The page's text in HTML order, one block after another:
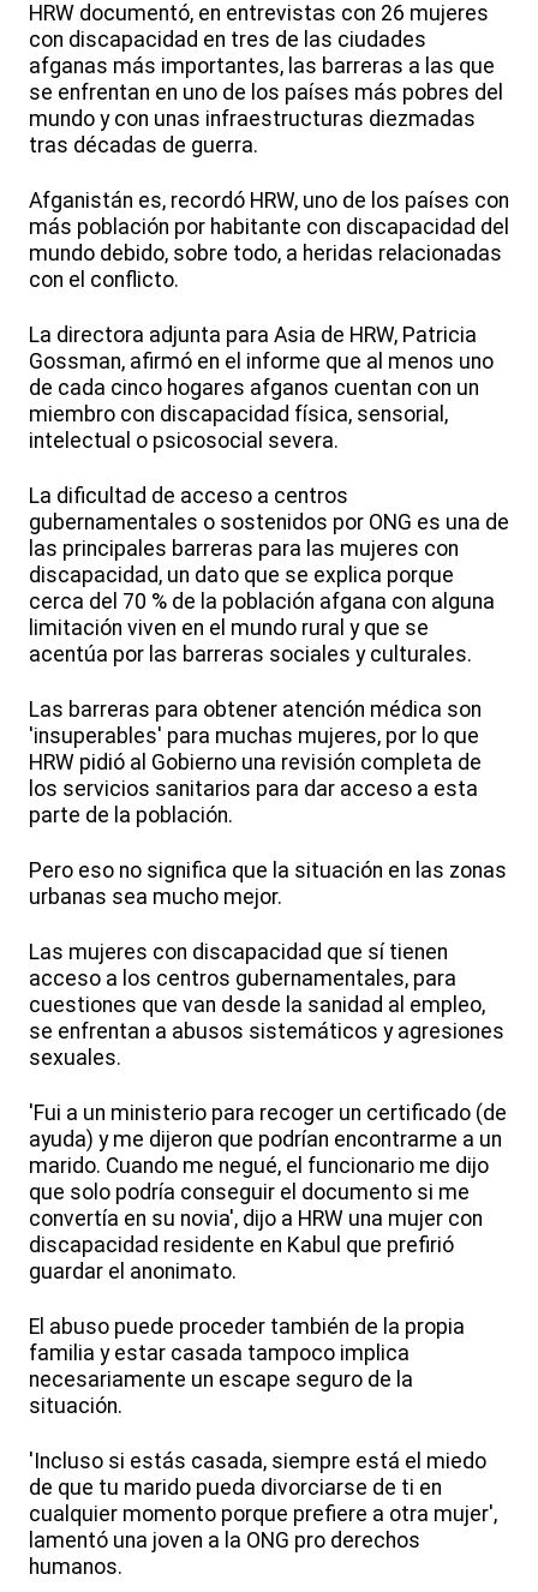
HRW documentó, en entrevistas con 26 mujeres
con discapacidad en tres de las ciudades
afganas más importantes, las barreras a las que
se enfrentan en uno de los países más pobres del
mundo y con unas infraestructuras diezmadas
tras décadas de guerra.
Afganistán es, recordó HRW, uno de los países con
más población por habitante con discapacidad del
mundo debido, sobre todo, a heridas relacionadas
con el conflicto.
La directora adjunta para Asia de HRW, Patricia
Gossman, afirmó en el informe que al menos uno
de cada cinco hogares afganos cuentan con un
miembro con discapacidad física, sensorial,
intelectual o psicosocial severa.
La dificultad de acceso a centros
gubernamentales o sostenidos por ONG es una de
las principales barreras para las mujeres con
discapacidad, un dato que se explica porque
cerca del 70 % de la población afgana con alguna
limitación viven en el mundo rural y que se
acentúa por las barreras sociales y culturales.
Las barreras para obtener atención médica son
'insuperables' para muchas mujeres, por lo que
HRW pidió al Gobierno una revisión completa de
los servicios sanitarios para dar acceso a esta
parte de la población.
Pero eso no significa que la situación en las zonas
urbanas sea mucho mejor.
Las mujeres con discapacidad que sí tienen
acceso a los centros gubernamentales, para
cuestiones que van desde la sanidad al empleo,
se enfrentan a abusos sistemáticos y agresiones
sexuales.
'Fui a un ministerio para recoger un certificado (de
ayuda) y me dijeron que podrían encontrarme a un
marido. Cuando me negué, el funcionario me dijo
que solo podría conseguir el documento si me
convertía en su novia', dijo a HRW una mujer con
discapacidad residente en Kabul que prefirió
guardar el anonimato.
El abuso puede proceder también de la propia
familia y estar casada tampoco implica
necesariamente un escape seguro de la
situación.
'Incluso si estás casada, siempre está el miedo
de que tu marido pueda divorciarse de ti en
cualquier momento porque prefiere a otra mujer',
lamentó una joven a la ONG pro derechos
humanos.